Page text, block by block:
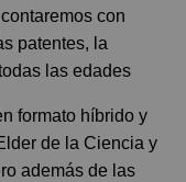
con
patentes, la
las edades
formato híbrido y
de la Ciencia y
además de las